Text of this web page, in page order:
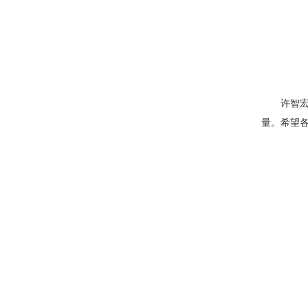
许智
量。希望